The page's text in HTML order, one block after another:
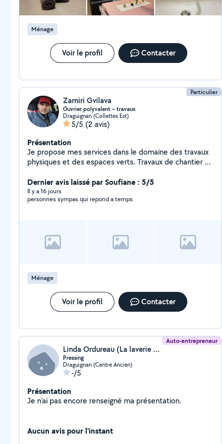
Ménage
Voir le profil Contacter
Particulier
Zamiri Gvilava
Ouvrier polyvalent – travaux
Draguignan (Collettes Est)
5/5 (2 avis)
Présentation
Je propose mes services dans le domaine des travaux
physiques et des espaces verts. Travaux de chantier et
déménagement, travaux de jardinage (tonte de
pelouse, débroussaillage, travail de la terre), nettoyage
et entretien des extérieurs, travaux de petite
Dernier avis laissé par Soufiane : 5/5
Il y a 16 jours
personnes sympas qui repond a temps
Ménage
Voir le profil Contacter
Auto-entrepreneur
Linda Ordureau (La laverie de linda)
Pressing
Draguignan (Centre Ancien)
-/5
Présentation
Je n'ai pas encore renseigné ma présentation.
Aucun avis pour l'instant